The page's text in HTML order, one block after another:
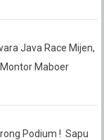
Java Race Mijen,
Maboer
Podium ! Sapu